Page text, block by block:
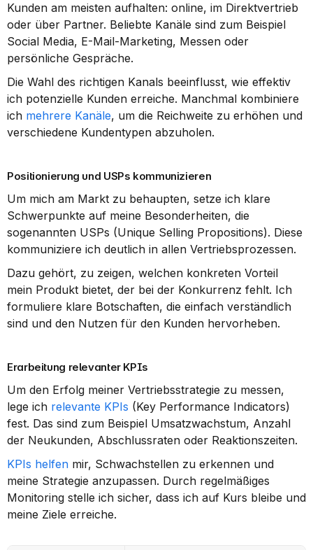
Kunden am meisten aufhalten: online, im Direktvertrieb
oder über Partner. Beliebte Kanäle sind zum Beispiel
Social Media, E-Mail-Marketing, Messen oder
persönliche Gespräche.
Die Wahl des richtigen Kanals beeinflusst, wie effektiv
ich potenzielle Kunden erreiche. Manchmal kombiniere
ich mehrere Kanäle, um die Reichweite zu erhöhen und
verschiedene Kundentypen abzuholen.
Positionierung und USPs kommunizieren
Um mich am Markt zu behaupten, setze ich klare
Schwerpunkte auf meine Besonderheiten, die
sogenannten USPs (Unique Selling Propositions). Diese
kommuniziere ich deutlich in allen Vertriebsprozessen.
Dazu gehört, zu zeigen, welchen konkreten Vorteil
mein Produkt bietet, der bei der Konkurrenz fehlt. Ich
formuliere klare Botschaften, die einfach verständlich
sind und den Nutzen für den Kunden hervorheben.
Erarbeitung relevanter KPIs
Um den Erfolg meiner Vertriebsstrategie zu messen,
lege ich relevante KPIs (Key Performance Indicators)
fest. Das sind zum Beispiel Umsatzwachstum, Anzahl
der Neukunden, Abschlussraten oder Reaktionszeiten.
KPIs helfen mir, Schwachstellen zu erkennen und
meine Strategie anzupassen. Durch regelmäßiges
Monitoring stelle ich sicher, dass ich auf Kurs bleibe und
meine Ziele erreiche.